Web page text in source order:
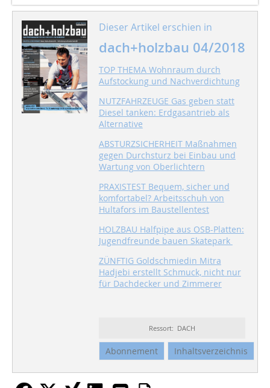
Dieser Artikel erschien in
dach+holzbau 04/2018
TOP THEMA Wohnraum durch
Aufstockung und Nachverdichtung
NUTZFAHRZEUGE Gas geben statt
Diesel tanken: Erdgasantrieb als
Alternative
ABSTURZSICHERHEIT Maßnahmen
gegen Durchsturz bei Einbau und
Wartung von Oberlichtern
PRAXISTEST Bequem, sicher und
komfortabel? Arbeitsschuh von
Hultafors im Baustellentest
HOLZBAU Halfpipe aus OSB-Platten:
Jugendfreunde bauen Skatepark
ZÜNFTIG Goldschmiedin Mitra
Hadjebi erstellt Schmuck, nicht nur
für Dachdecker und Zimmerer
Ressort: DACH
Abonnement Inhaltsverzeichnis